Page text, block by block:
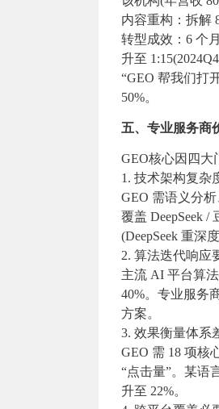
内容重构：拆解
转型成效：6 个
升至
“GEO 帮我们打
50%。
五、专业服务商
GEO核心因四大
1. 技术架构复杂
GEO 需语义分
覆盖 DeepSeek
(DeepSeek 重深
2. 算法迭代响应
主流 AI 平台算
40%。专业服务
方案。
3. 效果衡量体系
GEO 需 18 项核
“点击量”。某语
升至 22%。